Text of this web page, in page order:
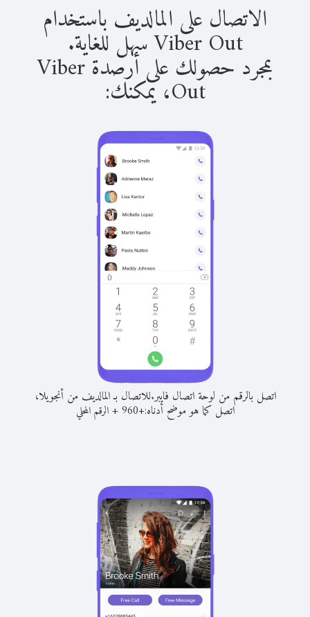
الاتصال على المالديف باستخدام
Viber Out سهل للغاية.
بمجرد حصولك على أرصدة Viber
Out، يمكنك:
اتصل بالرقم من لوحة اتصال فايبر.للاتصال بـ المالديف من أنجويلا،
اتصل كما هو موضح أدناه:+
960
+الرقم المحلي